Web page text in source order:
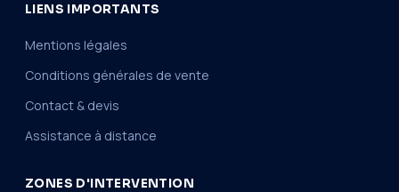
LIENS IMPORTANTS
Mentions légales
Conditions générales de vente
Contact & devis
Assistance à distance
ZONES D'INTERVENTION